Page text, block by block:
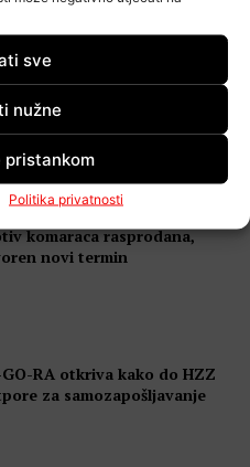
sve
nužne
Politika privatnosti
Turopolje obilježava 120
– oldtimeri stižu pred
prirodnog spreja
komaraca rasprodana,
novi termin
GO-RA otkriva kako do HZZ
za samozapošljavanje